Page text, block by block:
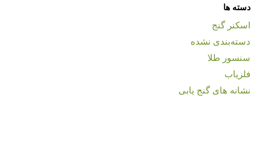
دسته ها
اسکنر گنج
دسته‌بندی نشده
سنسور طلا
فلزیاب
نشانه های گنج یابی